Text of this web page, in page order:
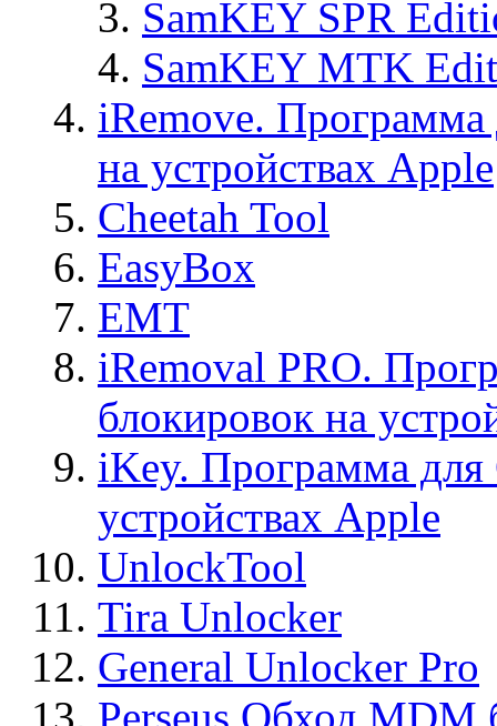
SamKEY SPR
SamKEY MTK
iRemove. Программа
на устройствах Apple
Cheetah Tool
EasyBox
EMT
iRemoval PRO.
блокировок на
iKey. Программа для
устройствах Apple
UnlockTool
Tira Unlocker
General Unlocker Pro